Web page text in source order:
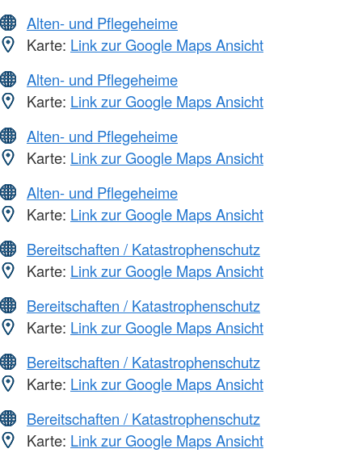
Alten- und Pflegeheime
Karte: Link zur Google Maps Ansicht
Alten- und Pflegeheime
Karte: Link zur Google Maps Ansicht
Alten- und Pflegeheime
Karte: Link zur Google Maps Ansicht
Alten- und Pflegeheime
Karte: Link zur Google Maps Ansicht
Bereitschaften / Katastrophenschutz
Karte: Link zur Google Maps Ansicht
Bereitschaften / Katastrophenschutz
Karte: Link zur Google Maps Ansicht
Bereitschaften / Katastrophenschutz
Karte: Link zur Google Maps Ansicht
Bereitschaften / Katastrophenschutz
Karte: Link zur Google Maps Ansicht